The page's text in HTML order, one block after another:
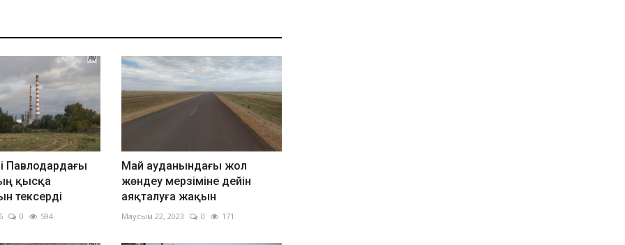
Павлодардағы
қысқа
тексерді
0 594
Май ауданындағы жол
жөндеу мерзіміне дейін
аяқталуға жақын
Маусым 22, 2023 0 171